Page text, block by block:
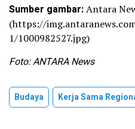
Sumber gambar:Antara
(https://
1/1000982527.jpg)
Foto: ANTARA News
Budaya Kerja Sama